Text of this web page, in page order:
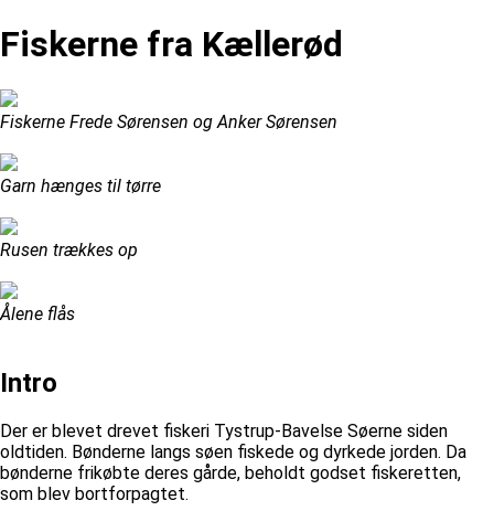
Fiskerne fra Kællerød
Fiskerne Frede Sørensen og Anker Sørensen
Garn hænges til tørre
Rusen trækkes op
Ålene flås
Intro
Der er blevet drevet fiskeri Tystrup-Bavelse Søerne siden
oldtiden. Bønderne langs søen fiskede og dyrkede jorden. Da
bønderne frikøbte deres gårde, beholdt godset fiskeretten,
som blev bortforpagtet.